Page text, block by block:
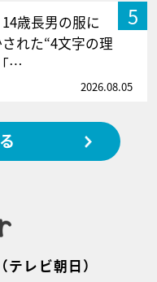
5
歳長男の服に
れた“4文字の理
…
2026.08.05
（テレビ朝日）